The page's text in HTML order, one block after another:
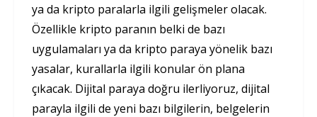
ya da kripto paralarla ilgili gelişmeler olacak.
Özellikle kripto paranın belki de bazı
uygulamaları ya da kripto paraya yönelik bazı
yasalar, kurallarla ilgili konular ön plana
çıkacak. Dijital paraya doğru ilerliyoruz, dijital
parayla ilgili de yeni bazı bilgilerin, belgelerin